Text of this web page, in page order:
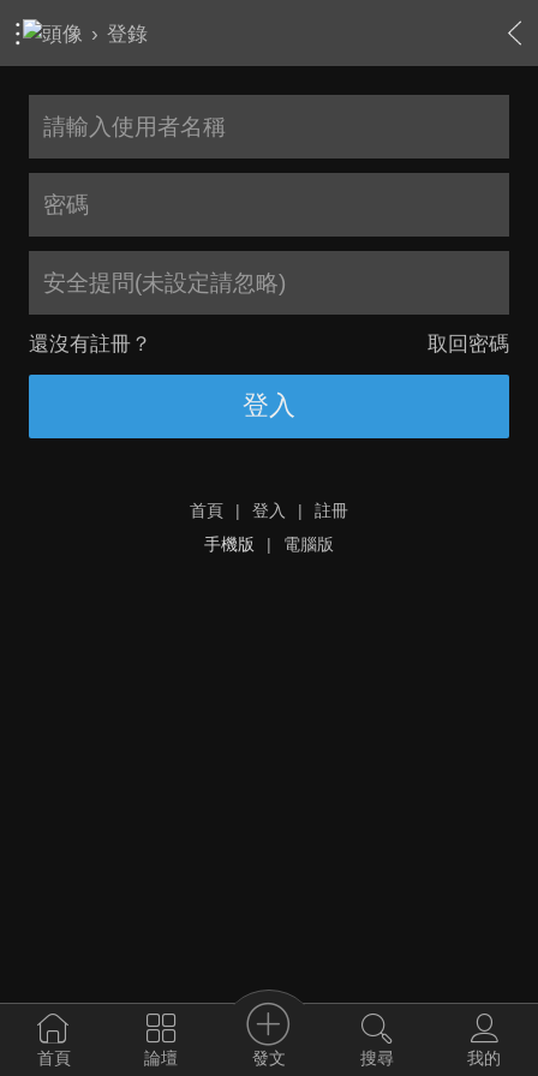
› 登錄
安全提問(未設定請忽略)
還沒有註冊？ 取回密碼
登入
首頁 | 登入 |
註冊
手機版
| 電腦版
首頁 論壇 發文 搜尋 我的